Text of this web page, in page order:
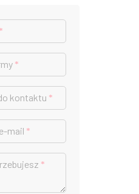
*
*
kontaktu *
mail *
*